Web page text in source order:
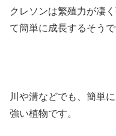
クレソンは繁殖力が凄
て簡単に成長するそうで
川や溝などでも、簡単
強い植物です。